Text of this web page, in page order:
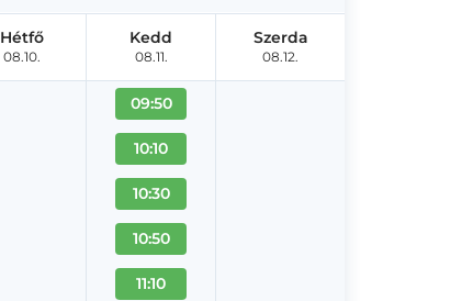
Hétfő
08.10.
Kedd
08.11.
09:50
10:10
10:30
10:50
11:10
Szerda
08.12.